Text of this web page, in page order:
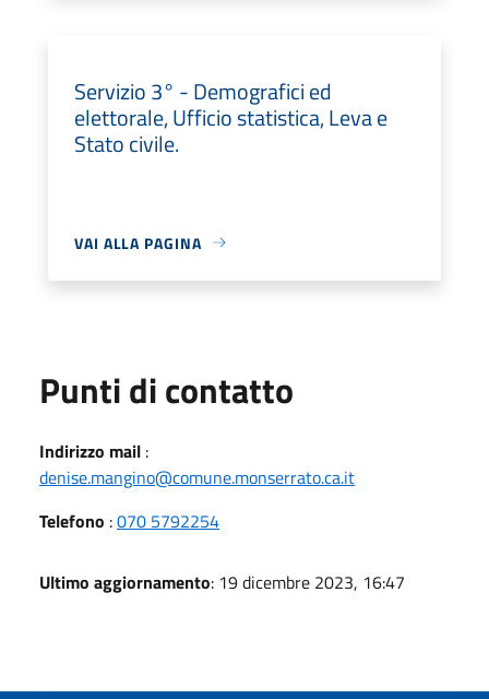
Servizio 3° - Demografici ed
elettorale, Ufficio statistica, Leva e
Stato civile.
VAI ALLA PAGINA
Punti di contatto
Indirizzo mail :
denise.mangino@comune.monserrato.ca.it
Telefono :070 5792254
Ultimo aggiornamento: 19 dicembre 2023, 16:47